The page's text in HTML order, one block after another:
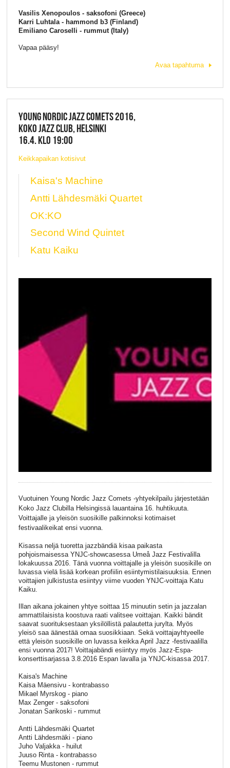
Vasilis Xenopoulos - saksofoni (Greece)
Karri Luhtala - hammond b3 (Finland)
Emiliano Caroselli - rummut (Italy)
Vapaa pääsy!
Avaa tapahtuma
YOUNG NORDIC JAZZ COMETS 2016,
KOKO JAZZ CLUB, HELSINKI
16.4. KLO 19:00
Keikkapaikan kotisivut
Kaisa's Machine
Antti Lähdesmäki Quartet
OK:KO
Second Wind Quintet
Katu Kaiku
Vuotuinen Young Nordic Jazz Comets -yhtyekilpailu järjestetään
Koko Jazz Clubilla Helsingissä lauantaina 16. huhtikuuta.
Voittajalle ja yleisön suosikille palkinnoksi kotimaiset
festivaalikeikat ensi vuonna.
Kisassa neljä tuoretta jazzbändiä kisaa paikasta
pohjoismaisessa YNJC-showcasessa Umeå Jazz Festivalilla
lokakuussa 2016. Tänä vuonna voittajalle ja yleisön suosikille on
luvassa vielä lisää korkean profiilin esiintymistilaisuuksia. Ennen
voittajien julkistusta esiintyy viime vuoden YNJC-voittaja Katu
Kaiku.
Illan aikana jokainen yhtye soittaa 15 minuutin setin ja jazzalan
ammattilaisista koostuva raati valitsee voittajan. Kaikki bändit
saavat suorituksestaan yksilöllistä palautetta jurylta. Myös
yleisö saa äänestää omaa suosikkiaan. Sekä voittajayhtyeelle
että yleisön suosikille on luvassa keikka April Jazz -festivaalilla
ensi vuonna 2017! Voittajabändi esiintyy myös Jazz-Espa-
konserttisarjassa 3.8.2016 Espan lavalla ja YNJC-kisassa 2017.
Kaisa's Machine
Kaisa Mäensivu - kontrabasso
Mikael Myrskog - piano
Max Zenger - saksofoni
Jonatan Sarikoski - rummut
Antti Lähdesmäki Quartet
Antti Lähdesmäki - piano
Juho Valjakka - huilut
Juuso Rinta - kontrabasso
Teemu Mustonen - rummut